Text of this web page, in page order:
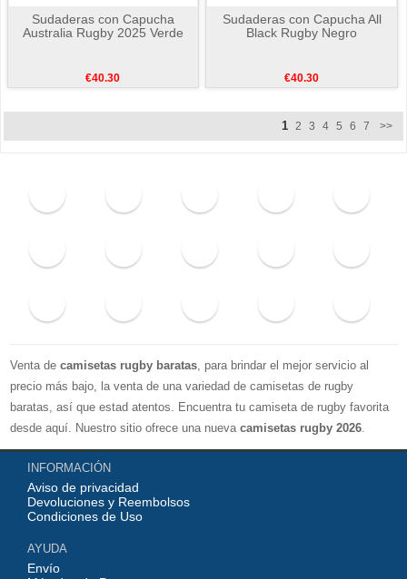
Sudaderas con Capucha
Australia Rugby 2025 Verde
€40.30
Sudaderas con Capucha All
Black Rugby Negro
€40.30
1 2 3 4 5 6 7 >>
Venta de camisetas rugby baratas, para brindar el mejor servicio al
precio más bajo, la venta de una variedad de camisetas de rugby
baratas, así que estad atentos. Encuentra tu camiseta de rugby favorita
desde aquí. Nuestro sitio ofrece una nueva camisetas rugby 2026.
Disponible en una variedad de estilos y tamaños ¡Compre camisetas de
rugby baratas en línea!
INFORMACIÓN
Aviso de privacidad
Devoluciones y Reembolsos
Condiciones de Uso
AYUDA
Envío